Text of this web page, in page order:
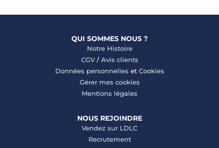
QUI SOMMES NOUS ?
Notre Histoire
CGV/ Avis clients
Données personnelles et Cookies
Gérer mes cookies
Mentions légales
NOUS REJOINDRE
Vendez sur LDLC
Recrutement